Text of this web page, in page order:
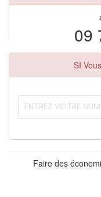
09
SI
Faire des